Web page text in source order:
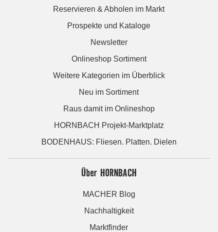
Reservieren & Abholen im Markt
Prospekte und Kataloge
Newsletter
Onlineshop Sortiment
Weitere Kategorien im Überblick
Neu im Sortiment
Raus damit im Onlineshop
HORNBACH Projekt-Marktplatz
BODENHAUS: Fliesen. Platten. Dielen
Über HORNBACH
MACHER Blog
Nachhaltigkeit
Marktfinder